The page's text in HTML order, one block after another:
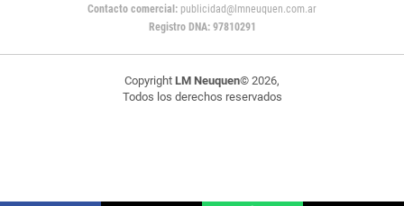
Contacto comercial: publicidad@lmneuquen.com.ar
Registro DNA: 97810291
Copyright LM Neuquen© 2026,
Todos los derechos reservados